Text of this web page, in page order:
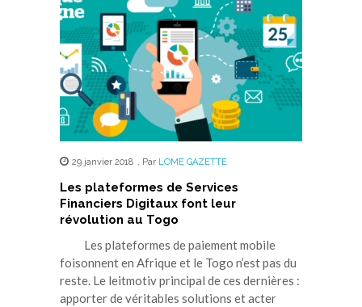
29 janvier 2018 , Par LOME GAZETTE
Les plateformes de Services
Financiers Digitaux font leur
révolution au Togo
Les plateformes de paiement mobile
foisonnent en Afrique et le Togo n’est pas du
reste. Le leitmotiv principal de ces dernières :
apporter de véritables solutions et acter